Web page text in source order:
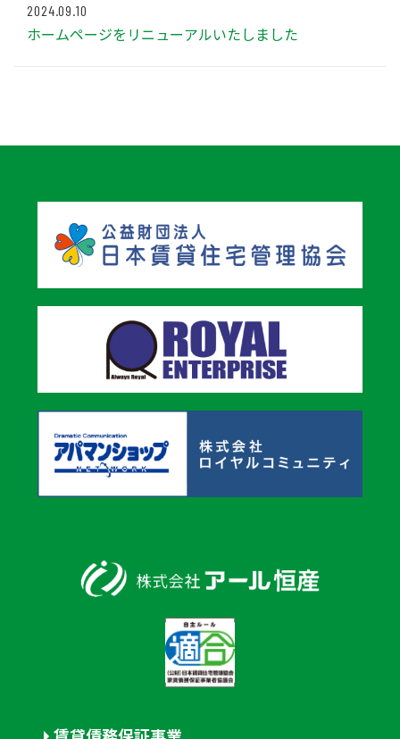
2024.09.10
ホームページをリニューアルいたしました